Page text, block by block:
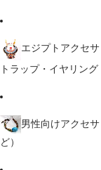
エジプトアクセ
トラップ・イヤリング
男性向けアクセ
ど）